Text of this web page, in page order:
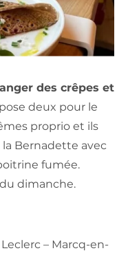
des crêpes et
deux pour le
proprio et ils
Bernadette avec
fumée.
dimanche.
– Marcq-en-